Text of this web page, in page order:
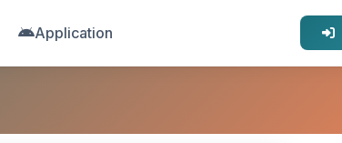
Application